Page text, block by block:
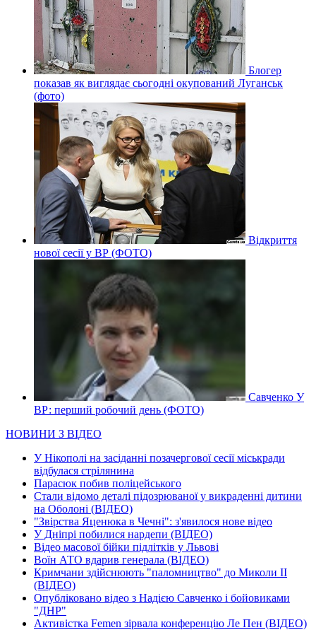
Блогер
показав як виглядає сьогодні окупований Луганськ
(фото)
Відкриття
нової сесії у ВР (ФОТО)
Савченко У
ВР: перший робочий день (ФОТО)
НОВИНИ З ВІДЕО
У Нікополі на засіданні позачергової сесії міськради
відбулася стрілянина
Парасюк побив поліцейського
Стали відомо деталі підозрюваної у викраденні дитини
на Оболоні (ВІДЕО)
"Звірства Яценюка в Чечні": з'явилося нове відео
У Дніпрі побилися нардепи (ВІДЕО)
Відео масової бійки підлітків у Львові
Воїн АТО вдарив генерала (ВІДЕО)
Кримчани здійснюють "паломництво" до Миколи ІІ
(ВІДЕО)
Опубліковано відео з Надією Савченко і бойовиками
"ДНР"
Активістка Femen зірвала конференцію Ле Пен (ВІДЕО)